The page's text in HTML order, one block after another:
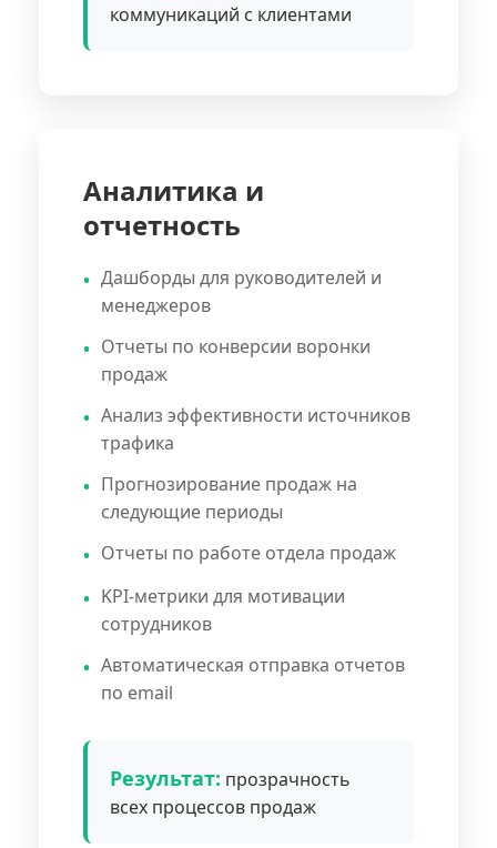
коммуникаций с клиентами
Аналитика и
отчетность
Дашборды для руководителей и
менеджеров
Отчеты по конверсии воронки
продаж
Анализ эффективности источников
трафика
Прогнозирование продаж на
следующие периоды
Отчеты по работе отдела продаж
KPI-метрики для мотивации
сотрудников
Автоматическая отправка отчетов
по email
Результат: прозрачность
всех процессов продаж